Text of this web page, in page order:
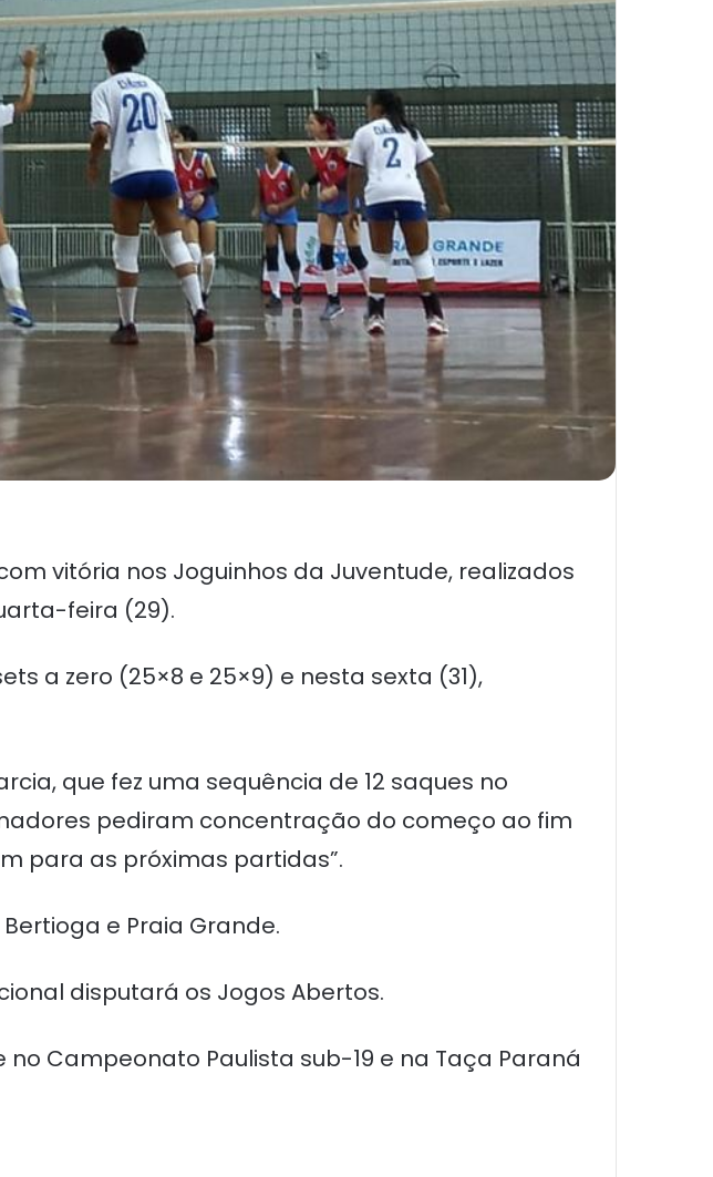
vitória nos Joguinhos da Juventude, realizados
feira (29).
a zero (25×8 e 25×9) e nesta sexta (31),
que fez uma sequência de 12 saques no
pediram concentração do começo ao fim
para as próximas partidas”.
e Praia Grande.
disputará os Jogos Abertos.
Campeonato Paulista sub-19 e na Taça Paraná